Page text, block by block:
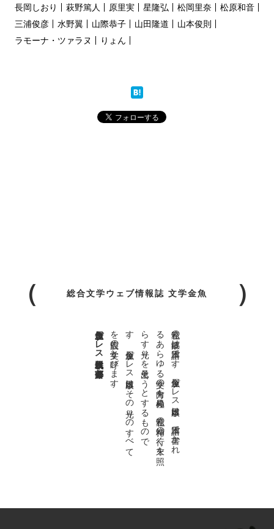
長岡しおり
萩野篤人 原里実 星隆弘 松岡里奈
松原和音
三浦俊彦
水野翼 山際恭子 山田隆道
山本俊則
ラモーナ・ツァラヌ
りょん
総合文学ウェブ情報誌 文学金魚
私達の
故郷は
日本語で
す
。
金魚屋プ
レ
ス
日本版は
、
日本語で
書か
れ
る
あ
ら
ゆ
る
文学の
方向を
見極め
、
私達の
精神の
行く
末を
照
ら
す
光り
を
見出そ
う
と
す
る
も
の
で
す
。
金魚屋プ
レ
ス
日本版は
そ
の
光り
の
す
べ
て
を
広義の
文学と
呼び
ま
す
。
金魚屋プレス日本版代表 齋藤都